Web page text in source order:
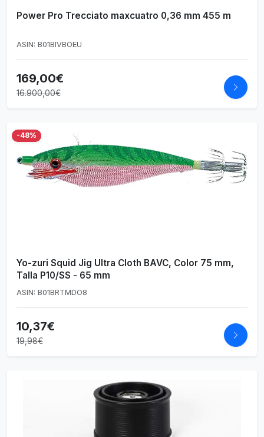
Power Pro Trecciato maxcuatro 0,36 mm 455 m
ASIN: B01BIVBOEU
169,00€
16.900,00€
-48%
Yo-zuri Squid Jig Ultra Cloth BAVC, Color 75 mm,
Talla P10/SS - 65 mm
ASIN: B01BRTMDO8
10,37€
19,98€